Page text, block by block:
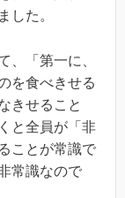
した。
、「第一に、
を食べきせる
きせること
と全員が「非
ことが常識で
常識なので